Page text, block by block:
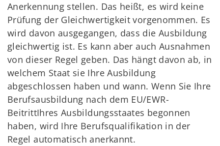
Anerkennung stellen. Das heißt, es wird keine
Prüfung der Gleichwertigkeit vorgenommen. Es
wird davon ausgegangen, dass die Ausbildung
gleichwertig ist. Es kann aber auch Ausnahmen
von dieser Regel geben. Das hängt davon ab, in
welchem Staat sie Ihre Ausbildung
abgeschlossen haben und wann. Wenn Sie Ihre
Berufsausbildung nach dem EU/EWR-
BeitrittIhres Ausbildungsstaates begonnen
haben, wird Ihre Berufsqualifikation in der
Regel automatisch anerkannt.